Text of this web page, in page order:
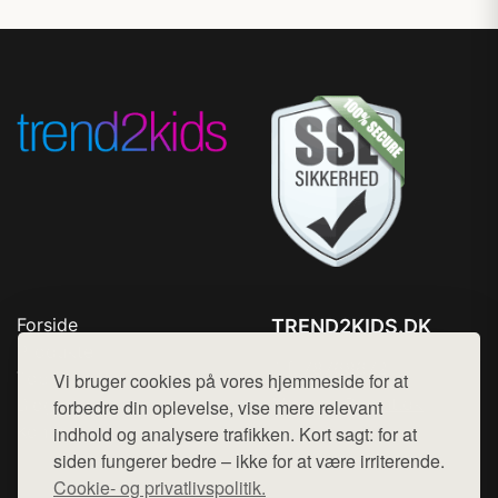
Vi bruger cookies på vores hjemmeside for at
forbedre din oplevelse, vise mere relevant
indhold og analysere trafikken. Kort sagt: for at
siden fungerer bedre – ikke for at være irriterende.
Cookie- og privatlivspolitik.
Forside
Top Rabatter
Blog
Kontakt
TREND2KIDS.DK
Mail: hej@want.dk
Cookie- og privatlivspolitik